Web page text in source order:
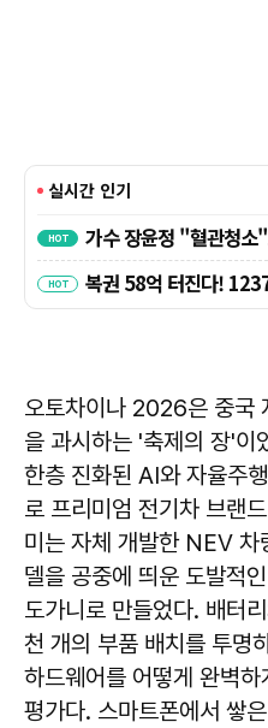
오토차이나 2026은 중국
을 과시하는 '축제의 장'이
한층 진화된 AI와 자율주
로 프리미엄 전기차 브랜
미는 자체 개발한 NEV 차
델을 공중에 띄운 도발적
도가니로 만들었다. 배터
천 개의 부품 배치를 투명
하드웨어를 어떻게 완벽
평가다. 스마트폰에서 쌓